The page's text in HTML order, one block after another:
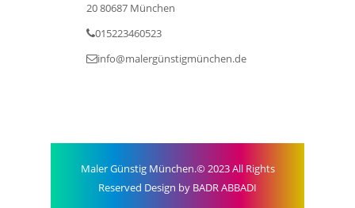
20 80687 München
015223460523
info@malergünstigmünchen.de
Maler Günstig München.© 2023 All Rights
Reserved Design by BADR ABBADI